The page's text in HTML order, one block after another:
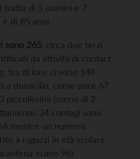
tratta di 5 uomini e 7
è di 85 anni.
sono 265 , circa due terzi
da attività di contact
tra di loro ci sono 148
a domicilio, come pure 67
piccolissimi (meno di 2
34 contagi sono
mentre un numero
a ragazzi in età scolare
erano 96).